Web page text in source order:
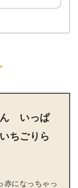
ん いっぱ
ちごりら
赤になっちゃっ